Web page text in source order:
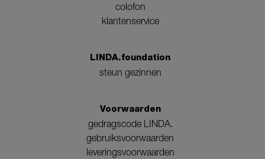
colofon
klantenservice
LINDA.foundation
steun gezinnen
Voorwaarden
gedragscode LINDA.
gebruiksvoorwaarden
leveringsvoorwaarden